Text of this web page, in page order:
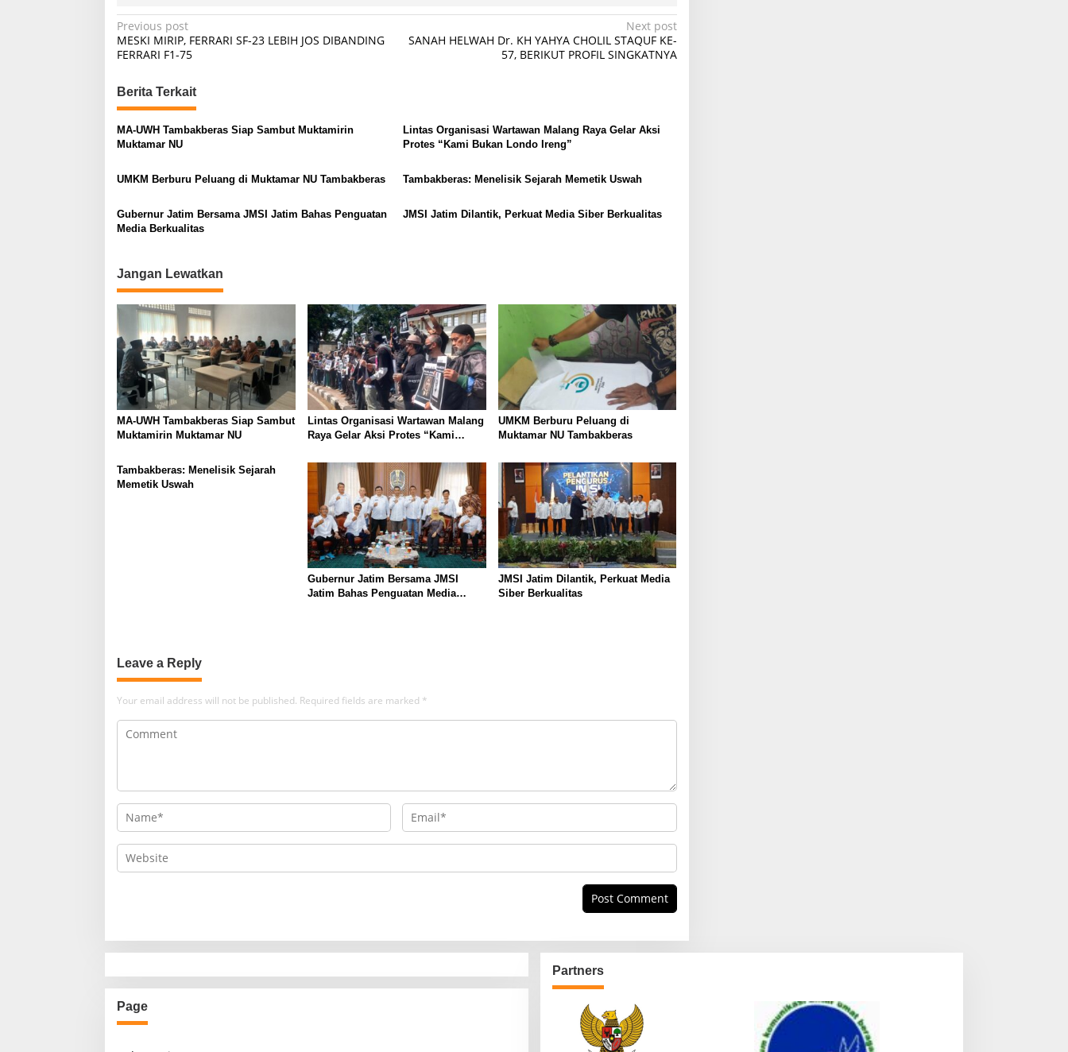
P
o
t
a
i
g
a
i
o
n
Previous post
MESKI MIRIP, FERRARI SF-23 LEBIH JOS DIBANDING
FERRARI F1-75
Next post
SANAH HELWAH Dr. KH YAHYA CHOLIL STAQUF KE-
57, BERIKUT PROFIL SINGKATNYA
Berita Terkait
MA-UWH Tambakberas Siap Sambut Muktamirin
Muktamar NU
Lintas Organisasi Wartawan Malang Raya Gelar Aksi
Protes “Kami Bukan Londo Ireng”
UMKM Berburu Peluang di Muktamar NU Tambakberas Tambakberas: Menelisik Sejarah Memetik Uswah
Gubernur Jatim Bersama JMSI Jatim Bahas Penguatan
Media Berkualitas
JMSI Jatim Dilantik, Perkuat Media Siber Berkualitas
Jangan Lewatkan
MA-UWH Tambakberas Siap Sambut
Muktamirin Muktamar NU
Lintas Organisasi Wartawan Malang
Raya Gelar Aksi Protes “Kami
UMKM Berburu Peluang di
Muktamar NU Tambakberas
Tambakberas: Menelisik Sejarah
Memetik Uswah
Gubernur Jatim Bersama JMSI
Jatim Bahas Penguatan Media
JMSI Jatim Dilantik, Perkuat Media
Siber Berkualitas
Leave a Reply
Your email address will not be published. Required fields are marked *
Page
Partners